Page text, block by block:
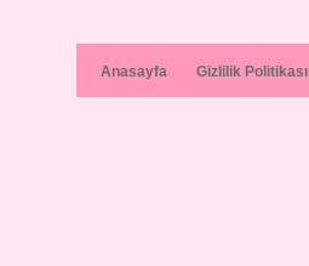
Anasayfa Gizlilik Politikası